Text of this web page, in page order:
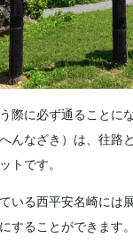
際に必ず通ることに
んなざき）は、往路
トです。
いる西平安名崎には
することができます。